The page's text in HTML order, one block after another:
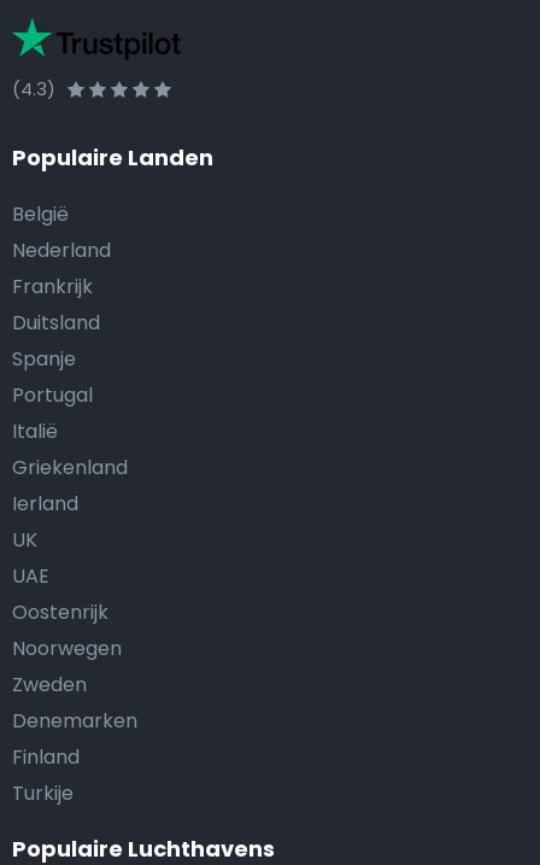
(4.3)
Populaire Landen
België
Nederland
Frankrijk
Duitsland
Spanje
Portugal
Italië
Griekenland
Ierland
UK
UAE
Oostenrijk
Noorwegen
Zweden
Denemarken
Finland
Turkije
Populaire Luchthavens